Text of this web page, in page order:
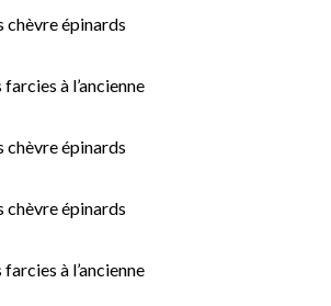
chèvre épinards
à l’ancienne
chèvre épinards
chèvre épinards
à l’ancienne